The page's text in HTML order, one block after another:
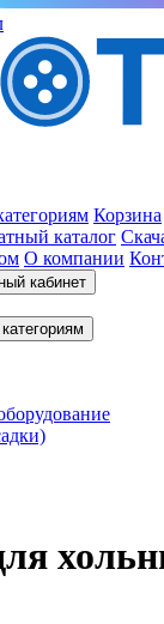
Корзина
каталог
О компании
кабинет